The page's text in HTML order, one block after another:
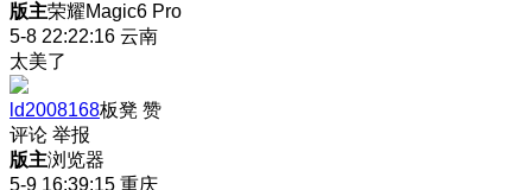
版主荣耀Magic6 Pro
5-8 22:22:16 云南
太美了
ld2008168板凳 赞
评论 举报
版主浏览器
5-9 16:39:15 重庆